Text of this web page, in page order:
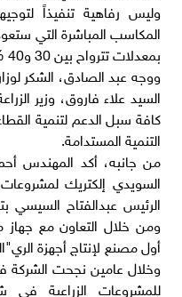
وليس رفاهية تنفيذاً
المكاسب المباشرة التي
بمعدلات تترواح بين 30 و40 % وتحسين جودته.
ووجه عبد الصادق، الشكر
السيد علاء فاروق، وزير
كافة سبل الدعم لتنمية
التنمية المستدامة.
من جانبه، أكد المهندس
السويدي إلكتريك لمشروعات
الرئيس عبدالفتاح السيسي
ومن خلال التعاون مع جهاز
للمشروعات الزراعية في